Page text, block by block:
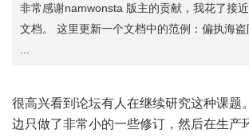
非常感谢namwonsta 版主的贡献，我花了接
文档。 这里更新一个文档中的范例：偏执海盗
很高兴看到论坛有人在继续研究这种课题
边只做了非常小的一些修订，然后在生产